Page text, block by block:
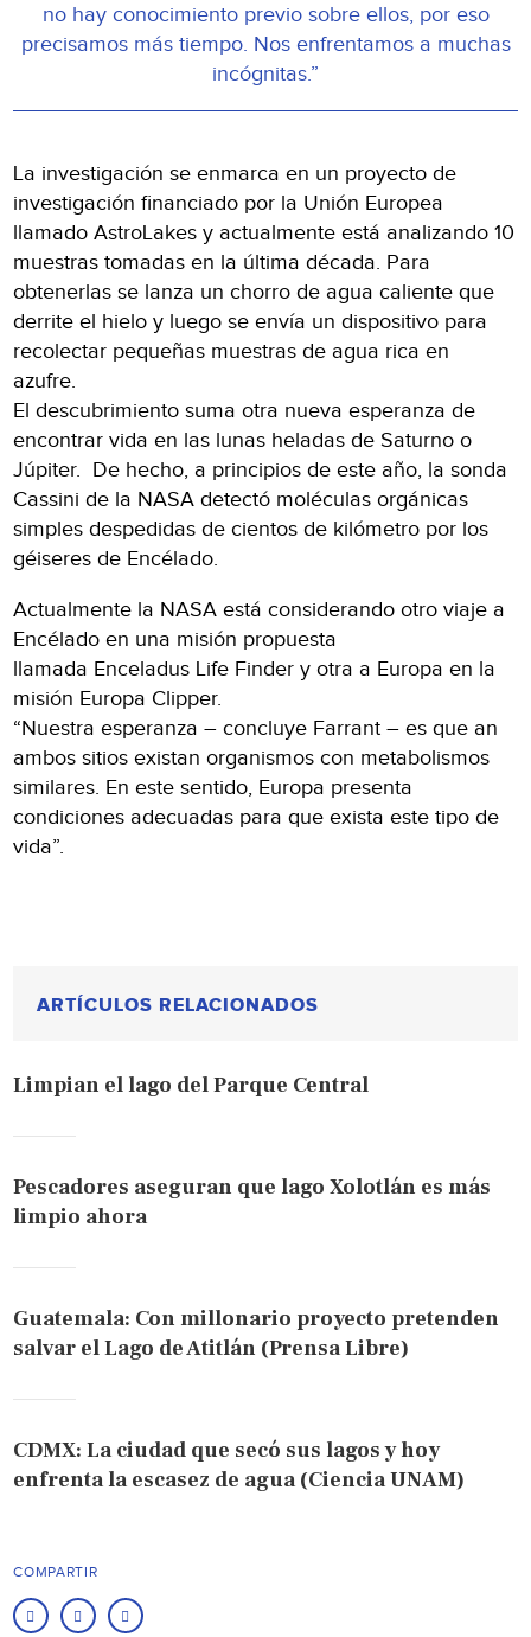
no hay conocimiento previo sobre ellos, por eso
precisamos más tiempo. Nos enfrentamos a muchas
incógnitas.”
La investigación se enmarca en un proyecto de
investigación financiado por la Unión Europea
llamado AstroLakes y actualmente está analizando 10
muestras tomadas en la última década. Para
obtenerlas se lanza un chorro de agua caliente que
derrite el hielo y luego se envía un dispositivo para
recolectar pequeñas muestras de agua rica en
azufre.
El descubrimiento suma otra nueva esperanza de
encontrar vida en las lunas heladas de Saturno o
Júpiter. De hecho, a principios de este año, la sonda
Cassini de la NASA detectó moléculas orgánicas
simples despedidas de cientos de kilómetro por los
géiseres de Encélado.
Actualmente la NASA está considerando otro viaje a
Encélado en una misión propuesta
llamada Enceladus Life Finder y otra a Europa en la
misión Europa Clipper.
“Nuestra esperanza – concluye Farrant – es que an
ambos sitios existan organismos con metabolismos
similares. En este sentido, Europa presenta
condiciones adecuadas para que exista este tipo de
vida”.
ARTÍCULOS RELACIONADOS
Limpian el lago del Parque Central
Pescadores aseguran que lago Xolotlán es más
limpio ahora
Guatemala: Con millonario proyecto pretenden
salvar el Lago de Atitlán (Prensa Libre)
CDMX: La ciudad que secó sus lagos y hoy
enfrenta la escasez de agua (Ciencia UNAM)
COMPARTIR